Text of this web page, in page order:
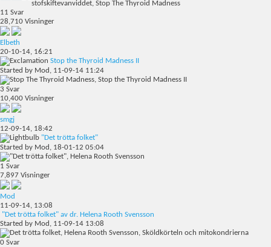
11 Svar
28,710 Visninger
Elbeth
20-10-14, 16:21
Stop the Thyroid Madness II
Started by Mod , 11-09-14 11:24
3 Svar
10,400 Visninger
smgj
12-09-14, 18:42
"Det trötta folket"
Started by Mod , 18-01-12 05:04
1 Svar
7,897 Visninger
Mod
11-09-14, 13:08
"Det trötta folket" av dr. Helena Rooth Svensson
Started by Mod , 11-09-14 13:08
0 Svar